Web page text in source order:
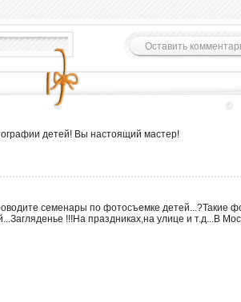
детей! Вы настоящий мастер!
семенары по фотосъемке детей...?Такие
!!!На праздниках,на улице и т.д...В